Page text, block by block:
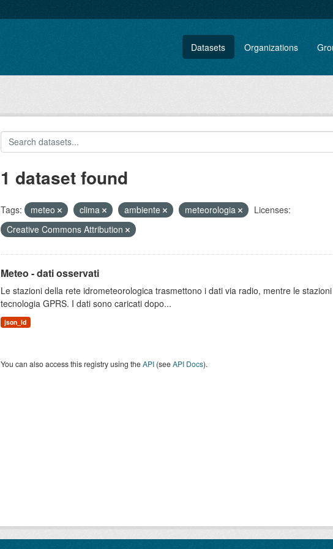
Datasets Organizations
1 dataset found
Tags: meteo clima ambiente meteorologia
Licenses:
Creative Commons Attribution
Meteo - dati osservati
Le stazioni della rete idrometeorologica trasmettono i dati via radio, mentre le
tecnologia GPRS. I dati sono caricati dopo...
json_ld
You can also access this registry using theAPI(seeAPI Docs).